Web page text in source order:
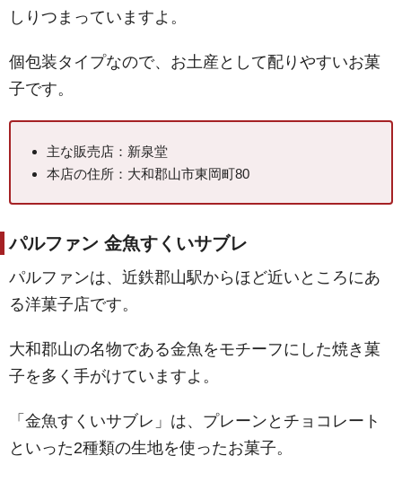
しりつまっていますよ。
個包装タイプなので、お土産として配りやすいお菓
子です。
主な販売店：新泉堂
本店の住所：大和郡山市東岡町80
パルファン 金魚すくいサブレ
パルファンは、近鉄郡山駅からほど近いところにあ
る洋菓子店です。
大和郡山の名物である金魚をモチーフにした焼き菓
子を多く手がけていますよ。
「金魚すくいサブレ」は、プレーンとチョコレート
といった2種類の生地を使ったお菓子。